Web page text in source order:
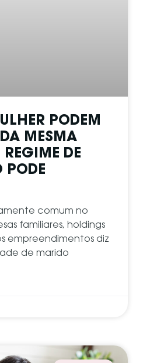
PODEM
MESMA
REGIME DE
PODE
comum no
familiares, holdings
empreendimentos diz
de marido